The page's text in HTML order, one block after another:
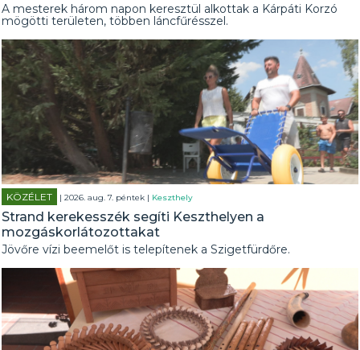
A mesterek három napon keresztül alkottak a Kárpáti Korzó
mögötti területen, többen láncfűrésszel.
KÖZÉLET | 2026. aug. 7. péntek | Keszthely
Strand kerekesszék segíti Keszthelyen a
mozgáskorlátozottakat
Jövőre vízi beemelőt is telepítenek a Szigetfürdőre.